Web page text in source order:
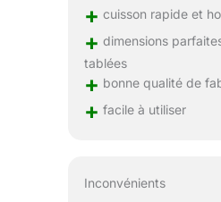
+ cuisson rapide et
+ dimensions
tablées
+ bonne qualité de
+ facile à utiliser
Inconvénients